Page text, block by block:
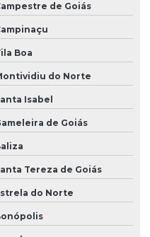
de Goiás
Boa
do Norte
Isabel
de Goiás
Tereza de Goiás
do Norte